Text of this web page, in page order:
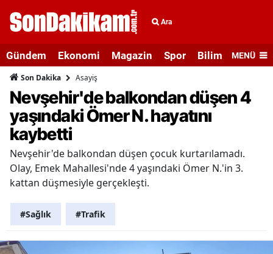
Ara
Gündem Ekonomi Magazin Spor Bilim veMENÜ
Son Dakika Asayiş
Nevşehir'de balkondan düşen 4
yaşındaki Ömer N. hayatını
kaybetti
Nevşehir'de balkondan düşen çocuk kurtarılamadı.
Olay, Emek Mahallesi'nde 4 yaşındaki Ömer N.'in 3.
kattan düşmesiyle gerçekleşti.
#Sağlık #Trafik